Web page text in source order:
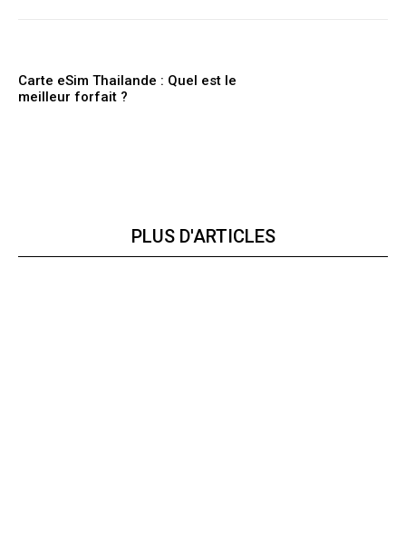
Carte eSim Thailande : Quel est le
meilleur forfait ?
PLUS D'ARTICLES